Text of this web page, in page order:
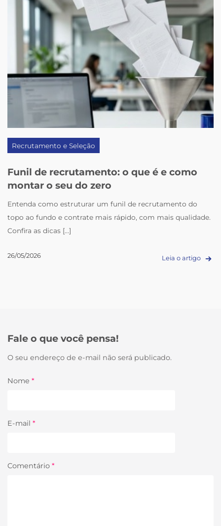
Recrutamento e Seleção
Funil de recrutamento: o que é e como
montar o seu do zero
Entenda como estruturar um funil de recrutamento do
topo ao fundo e contrate mais rápido, com mais qualidade.
Confira as dicas [...]
26/05/2026 Leia o artigo
Fale o que você pensa!
O seu endereço de e-mail não será publicado.
Nome *
E-mail *
Comentário *